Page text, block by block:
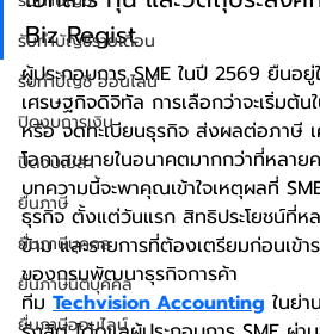
รับทำบัญชีรายเดือน
รับทำบัญชี ออนไลน์
ปิดงบการเงิน
ปิดงบเปล่า
ยื่นภาษี
ยื่นภาษีบุคคล
ยื่นภาษีนิติบุคคล
ยื่นภาษีออนไลน์
Biz Regist
ผู้ประกอบการ SME ในปี 2569 ยืนอ
เศรษฐกิจดิจิทัล การเลือกว่าจะเริ่มต้
หรือ จดทะเบียนธุรกิจ ส่งผลต่อภาษี
โอกาสขยายในอนาคตมากกว่าที่หลาย
บทความนี้จะพาคุณเข้าใจเหตุผลที่
ธุรกิจ ตั้งแต่วันแรก สิทธิประโยชน์ที่ห
ข้าม และรายการที่ต้องเตรียมก่อนเข้
ของกรมพัฒนาธุรกิจการค้า
ทีม Techvision Accounting ในย่